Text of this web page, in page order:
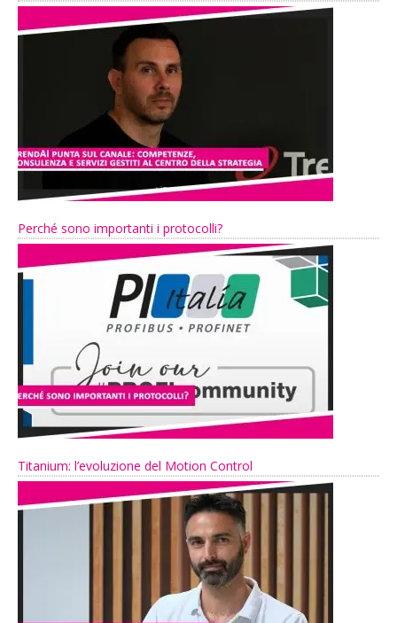
Perché sono importanti i protocolli?
Titanium: l’evoluzione del Motion Control